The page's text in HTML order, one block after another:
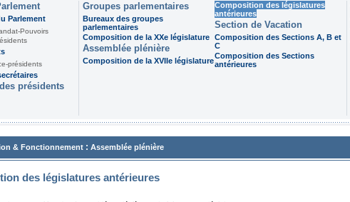
Parlement
Pouvoirs
présidents
présidents
Groupes parlementaires
Bureaux des groupes
parlementaires
Composition de la XXe législature
Assemblée plénière
Composition de la XVIIe législature
Composition des législatures
antérieures
Section de Vacation
Composition des Sections A, B et
C
Composition des Sections
antérieures
& Fonctionnement : Assemblée plénière
des législatures antérieures